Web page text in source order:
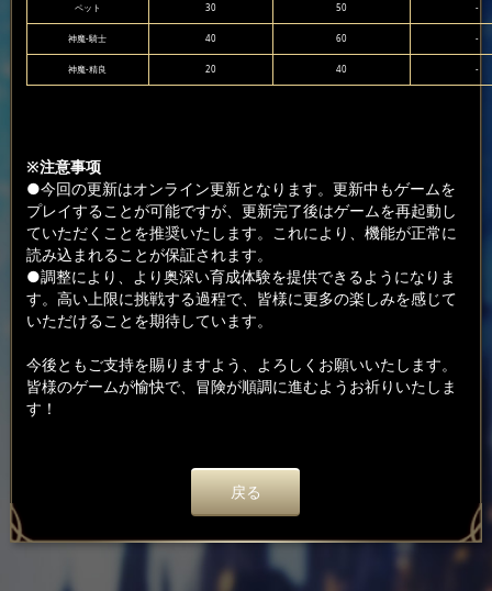
ペット 30 50 -
神魔‐騎士 40 60 -
神魔‐精良 20 40 -
※注意事项
●今回の更新はオンライン更新となります。更新中もゲームを
プレイすることが可能ですが、更新完了後はゲームを再起動し
ていただくことを推奨いたします。これにより、機能が正常に
読み込まれることが保証されます。
●調整により、より奥深い育成体験を提供できるようになりま
す。高い上限に挑戦する過程で、皆様に更多の楽しみを感じて
いただけることを期待しています。
今後ともご支持を賜りますよう、よろしくお願いいたします。
皆様のゲームが愉快で、冒険が順調に進むようお祈りいたしま
す！
戻る